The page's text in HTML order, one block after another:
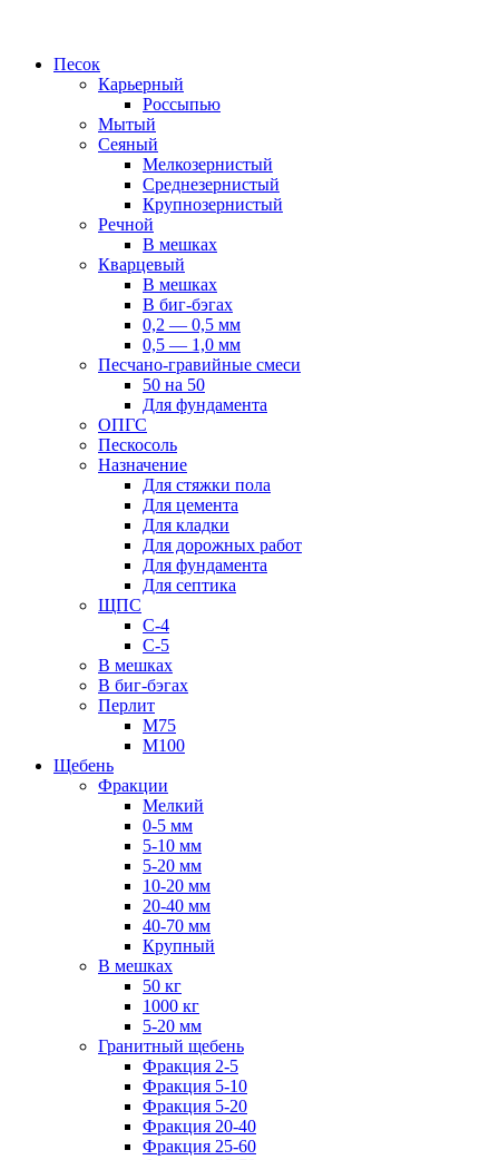
Песок
Карьерный
Россыпью
Мытый
Сеяный
Мелкозернистый
Среднезернистый
Крупнозернистый
Речной
В мешках
Кварцевый
В мешках
В биг-бэгах
0,2 — 0,5 мм
0,5 — 1,0 мм
Песчано-гравийные смеси
50 на 50
Для фундамента
ОПГС
Пескосоль
Назначение
Для стяжки пола
Для цемента
Для кладки
Для дорожных работ
Для фундамента
Для септика
ЩПС
С-4
С-5
В мешках
В биг-бэгах
Перлит
М75
М100
Щебень
Фракции
Мелкий
0-5 мм
5-10 мм
5-20 мм
10-20 мм
20-40 мм
40-70 мм
Крупный
В мешках
50 кг
1000 кг
5-20 мм
Гранитный щебень
Фракция 2-5
Фракция 5-10
Фракция 5-20
Фракция 20-40
Фракция 25-60